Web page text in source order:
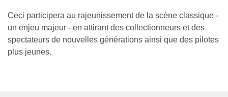
Ceci participera au rajeunissement de la scène classique -
un enjeu majeur - en attirant des collectionneurs et des
spectateurs de nouvelles générations ainsi que des pilotes
plus jeunes.